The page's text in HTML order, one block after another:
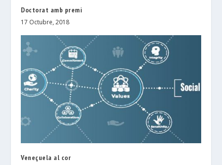
Doctorat amb premi
17 Octubre, 2018
Veneçuela al cor